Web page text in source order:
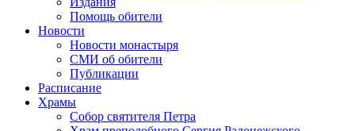
Помощь обители
Новости
Новости монастыря
СМИ об обители
Публикации
Расписание
Храмы
Собор святителя Петра